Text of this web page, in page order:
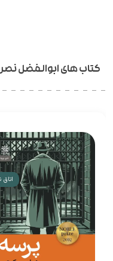
کتاب های ابوالفضل نصری
اتاق نوولا